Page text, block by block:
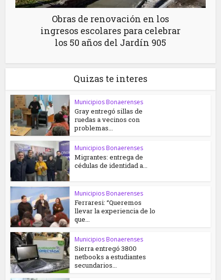
Obras de renovación en los
ingresos escolares para celebrar
los 50 años del Jardín 905
Quizas te interes
Municipios Bonaerenses
Gray entregó sillas de
ruedas a vecinos con
problemas...
Municipios Bonaerenses
Migrantes: entrega de
cédulas de identidad a...
Municipios Bonaerenses
Ferraresi: “Queremos
llevar la experiencia de lo
que...
Municipios Bonaerenses
Sierra entregó 3800
netbooks a estudiantes
secundarios...